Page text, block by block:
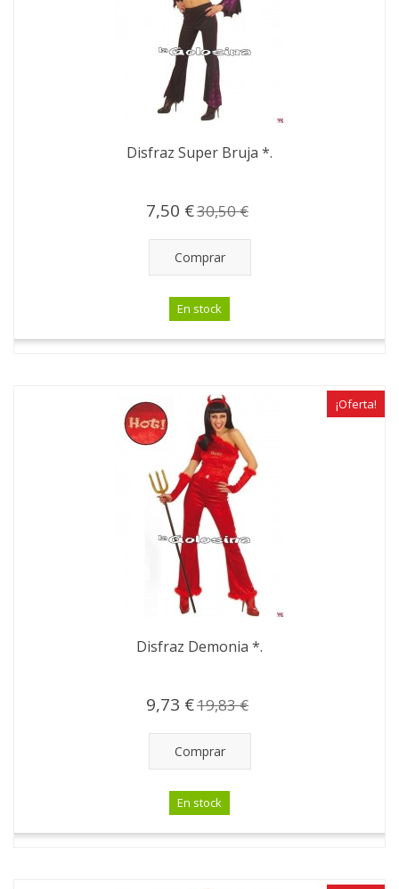
Disfraz Super Bruja *.
7,50 €30,50 €
Comprar
En stock
¡Oferta!
Disfraz Demonia *.
9,73 €19,83 €
Comprar
En stock